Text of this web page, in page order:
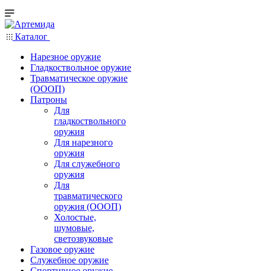
Каталог
Нарезное оружие
Гладкоствольное оружие
Травматическое оружие
(ОООП)
Патроны
Для
гладкоствольного
оружия
Для нарезного
оружия
Для служебного
оружия
Для
травматического
оружия (ОООП)
Холостые,
шумовые,
светозвуковые
Газовое оружие
Служебное оружие